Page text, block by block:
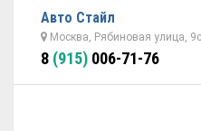
Авто Стайл
Москва, Рябиновая улица,
8 (915) 006-71-76